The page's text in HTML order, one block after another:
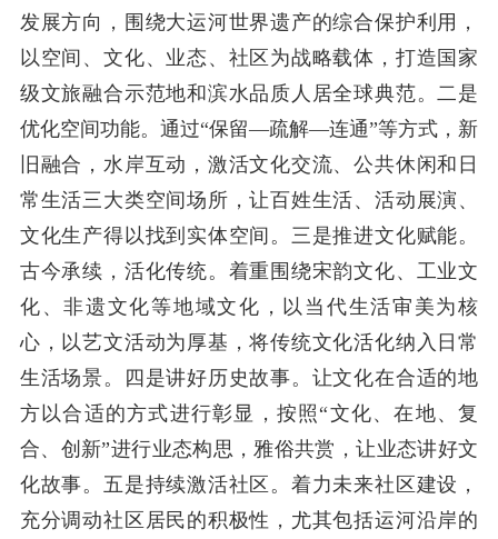
发展方向，围绕大运河世界遗产的综合保护利用，
以空间、文化、业态、社区为战略载体，打造国家
级文旅融合示范地和滨水品质人居全球典范。二是
优化空间功能。通过“保留—疏解—连通”等方式，新
旧融合，水岸互动，激活文化交流、公共休闲和日
常生活三大类空间场所，让百姓生活、活动展演、
文化生产得以找到实体空间。三是推进文化赋能。
古今承续，活化传统。着重围绕宋韵文化、工业文
化、非遗文化等地域文化，以当代生活审美为核
心，以艺文活动为厚基，将传统文化活化纳入日常
生活场景。四是讲好历史故事。让文化在合适的地
方以合适的方式进行彰显，按照“文化、在地、复
合、创新”进行业态构思，雅俗共赏，让业态讲好文
化故事。五是持续激活社区。着力未来社区建设，
充分调动社区居民的积极性，尤其包括运河沿岸的